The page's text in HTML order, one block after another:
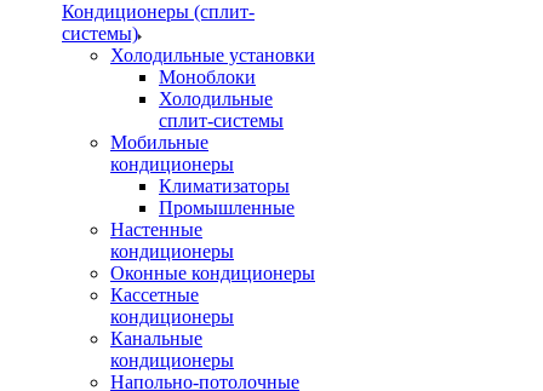
Кондиционеры (сплит-
системы)
Холодильные установки
Моноблоки
Холодильные
сплит-системы
Мобильные
кондиционеры
Климатизаторы
Промышленные
Настенные
кондиционеры
Оконные кондиционеры
Кассетные
кондиционеры
Канальные
кондиционеры
Напольно-потолочные